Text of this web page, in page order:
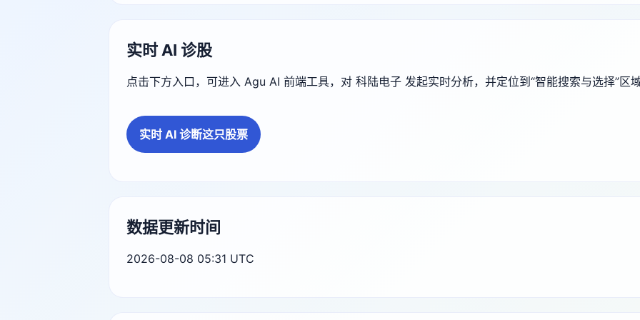
实时 AI 诊股
点击下方入口，可进入 Agu AI 前端工具，对 科陆电子 发起实时分析，并定位到“智能搜索与选择”区
实时 AI 诊断这只股票
数据更新时间
2026-08-08 05:31 UTC